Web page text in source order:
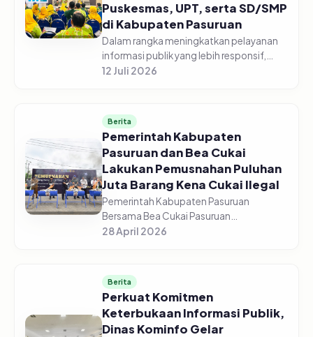
Puskesmas, UPT, serta SD/SMP
di Kabupaten Pasuruan
Dalam rangka meningkatkan pelayanan
informasi publik yang lebih responsif,
Pemerintah Kabupaten Pasuruan melalui
12 Juli 2026
Berita
Pemerintah Kabupaten
Pasuruan dan Bea Cukai
Lakukan Pemusnahan Puluhan
Juta Barang Kena Cukai Ilegal
Pemerintah Kabupaten Pasuruan
Bersama Bea Cukai Pasuruan
melaksanakan pemusnahan jutaan
27/04/2026. Pemusn...
28 April 2026
Berita
Perkuat Komitmen
Keterbukaan Informasi Publik,
Dinas Kominfo Gelar